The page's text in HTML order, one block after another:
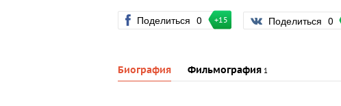
Поделиться 0 +15 Поделиться 0
Биография Фильмография 1